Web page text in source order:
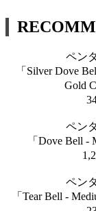
ペン
「Silver Dove
Gold
ペン
「Dove Bell -
ペン
「Tear Bell -